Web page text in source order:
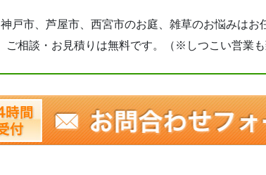
神戸市、芦屋市、西宮市のお庭、雑草のお悩みはお
ご相談・お見積りは無料です。（※しつこい営業も